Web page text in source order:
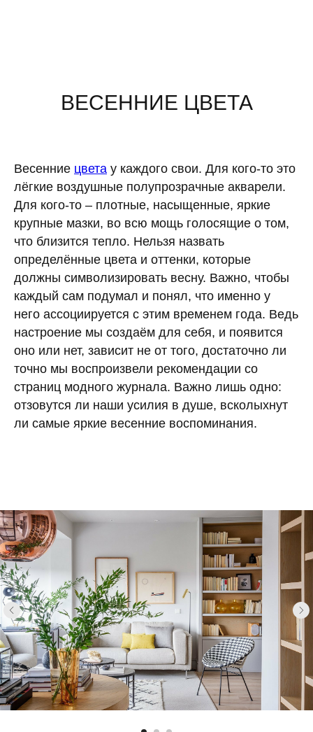
ВЕСЕННИЕ ЦВЕТА
Весенние цвета у каждого свои. Для кого-то это
лёгкие воздушные полупрозрачные акварели.
Для кого-то – плотные, насыщенные, яркие
крупные мазки, во всю мощь голосящие о том,
что близится тепло. Нельзя назвать
определённые цвета и оттенки, которые
должны символизировать весну. Важно, чтобы
каждый сам подумал и понял, что именно у
него ассоциируется с этим временем года. Ведь
настроение мы создаём для себя, и появится
оно или нет, зависит не от того, достаточно ли
точно мы воспроизвели рекомендации со
страниц модного журнала. Важно лишь одно:
отзовутся ли наши усилия в душе, всколыхнут
ли самые яркие весенние воспоминания.